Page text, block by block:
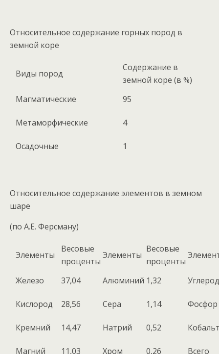
Относительное содержание горных пород в
земной коре
Виды пород
Содержание в
земной коре (в %)
Магматические
95
Метаморфические 4
Осадочные 1
Относительное содержание элементов в земном
шаре
(по А.Е. Ферсману)
Элементы
Весовые
проценты
Элементы
Весовые
проценты
Железо 37,04 Алюминий 1,32 Углерод
Кислород 28,56 Сера 1,14 Фосфор
Кремний 14,47 Натрий 0,52
Магний 11,03 Хром 0,26 Всего